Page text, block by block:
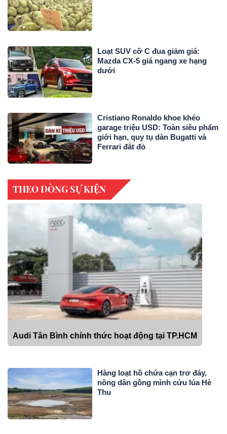
Loạt SUV cỡ C đua giảm giá:
Mazda CX-5 giá ngang xe hạng
dưới
Cristiano Ronaldo khoe khéo
garage triệu USD: Toàn siêu phẩm
giới hạn, quy tụ dàn Bugatti và
Ferrari đắt đỏ
THEO DÒNG SỰ KIỆN
Audi Tân Bình chính thức hoạt động tại TP.HCM
Hàng loạt hồ chứa cạn trơ đáy,
nông dân gồng mình cứu lúa Hè
Thu